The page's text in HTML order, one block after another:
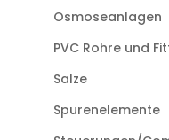
Osmoseanlagen
PVC Rohre und
Salze
Spurenelemente